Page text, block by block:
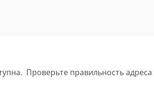
Проверьте правильность